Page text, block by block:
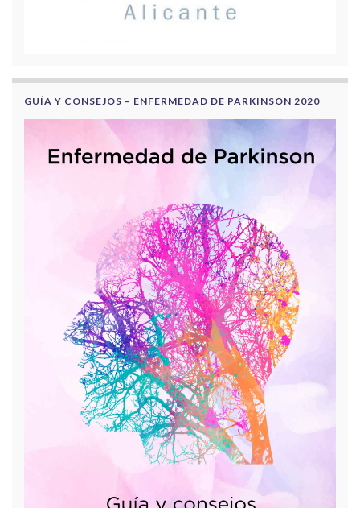
GUÍA Y CONSEJOS – ENFERMEDAD DE PARKINSON 2020